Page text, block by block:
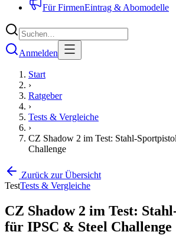
Für FirmenEintrag & Abomodelle
Anmelden
Start
›
Ratgeber
›
Tests & Vergleiche
›
CZ Shadow 2 im Test: Stahl-
Challenge
Zurück zur Übersicht
TestTests & Vergleiche
CZ Shadow 2 im Test:
für IPSC & Steel Challenge